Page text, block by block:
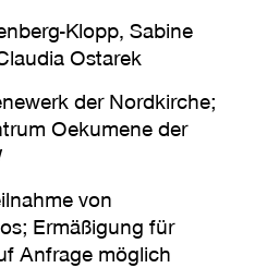
Klopp, Sabine
Ostarek
der Nordkirche;
Oekumene der
von
Ermäßigung für
Anfrage möglich